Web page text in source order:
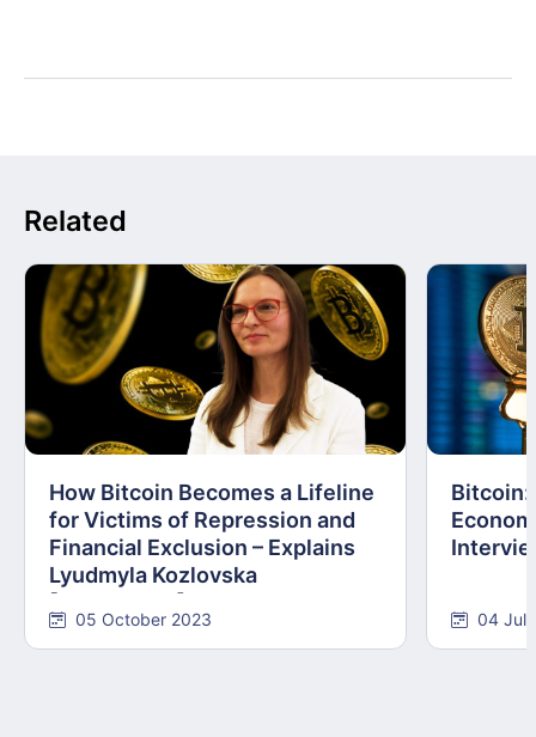
Related
How Bitcoin Becomes a Lifeline
for Victims of Repression and
Financial Exclusion – Explains
Lyudmyla Kozlovska
05 October 2023
Bitcoin:
04